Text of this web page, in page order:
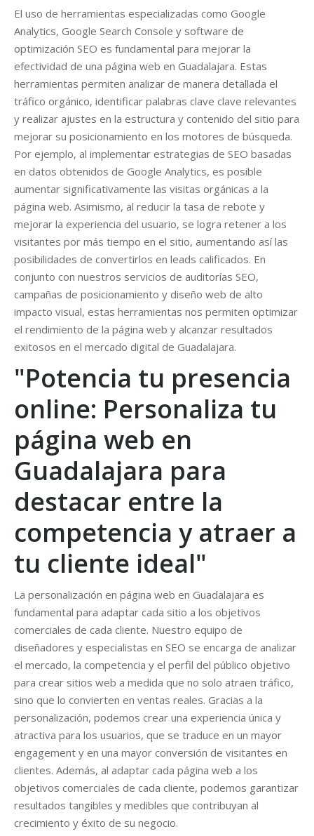
El uso de herramientas especializadas como Google
Analytics, Google Search Console y software de
optimización SEO es fundamental para mejorar la
efectividad de una página web en Guadalajara. Estas
herramientas permiten analizar de manera detallada el
tráfico orgánico, identificar palabras clave clave relevantes
y realizar ajustes en la estructura y contenido del sitio para
mejorar su posicionamiento en los motores de búsqueda.
Por ejemplo, al implementar estrategias de SEO basadas
en datos obtenidos de Google Analytics, es posible
aumentar significativamente las visitas orgánicas a la
página web. Asimismo, al reducir la tasa de rebote y
mejorar la experiencia del usuario, se logra retener a los
visitantes por más tiempo en el sitio, aumentando así las
posibilidades de convertirlos en leads calificados. En
conjunto con nuestros servicios de auditorías SEO,
campañas de posicionamiento y diseño web de alto
impacto visual, estas herramientas nos permiten optimizar
el rendimiento de la página web y alcanzar resultados
exitosos en el mercado digital de Guadalajara.
"Potencia tu presencia
online: Personaliza tu
página web en
Guadalajara para
destacar entre la
competencia y atraer a
tu cliente ideal"
La personalización en página web en Guadalajara es
fundamental para adaptar cada sitio a los objetivos
comerciales de cada cliente. Nuestro equipo de
diseñadores y especialistas en SEO se encarga de analizar
el mercado, la competencia y el perfil del público objetivo
para crear sitios web a medida que no solo atraen tráfico,
sino que lo convierten en ventas reales. Gracias a la
personalización, podemos crear una experiencia única y
atractiva para los usuarios, que se traduce en un mayor
engagement y en una mayor conversión de visitantes en
clientes. Además, al adaptar cada página web a los
objetivos comerciales de cada cliente, podemos garantizar
resultados tangibles y medibles que contribuyan al
crecimiento y éxito de su negocio.